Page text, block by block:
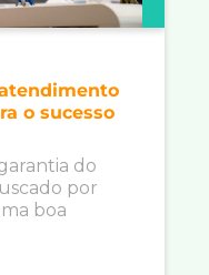
o sucesso
do
por
boa